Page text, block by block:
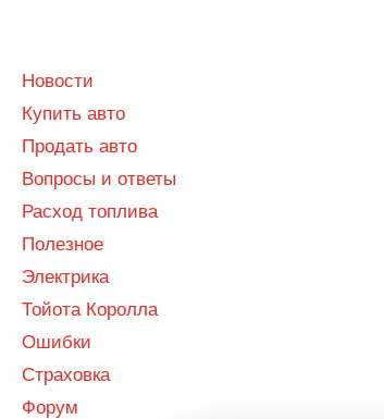
Новости
Купить авто
Продать авто
Вопросы и ответы
Расход топлива
Полезное
Электрика
Тойота Королла
Ошибки
Страховка
Форум